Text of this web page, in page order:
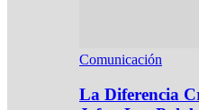
Comunicación
La Diferencia